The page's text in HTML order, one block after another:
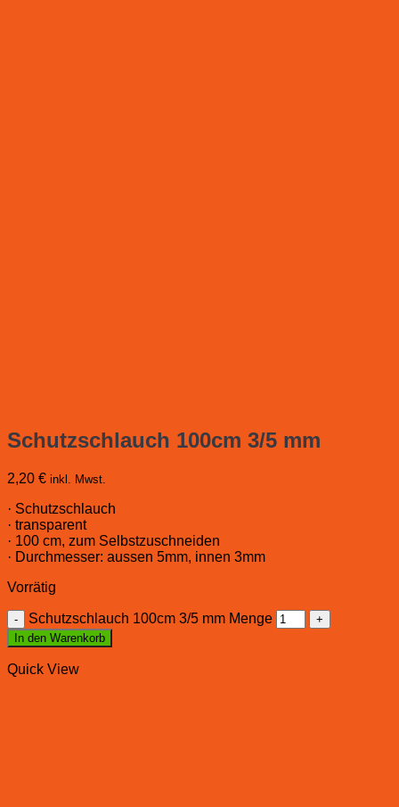
Schutzschlauch 100cm 3/5 mm
2,20 € inkl. Mwst.
· Schutzschlauch
· transparent
· 100 cm, zum Selbstzuschneiden
· Durchmesser: aussen 5mm, innen 3mm
Vorrätig
Schutzschlauch 100cm 3/5 mm Menge
In den Warenkorb
Quick View